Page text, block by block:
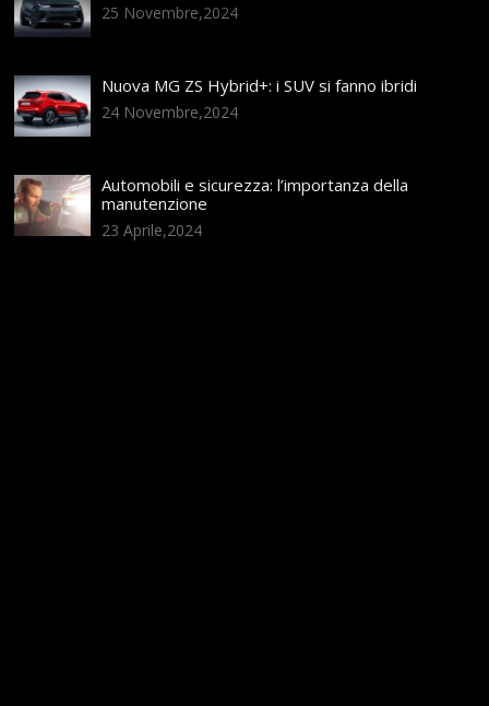
25 Novembre,2024
Nuova MG ZS Hybrid+: i SUV si fanno ibridi
24 Novembre,2024
Automobili e sicurezza: l’importanza della
manutenzione
23 Aprile,2024